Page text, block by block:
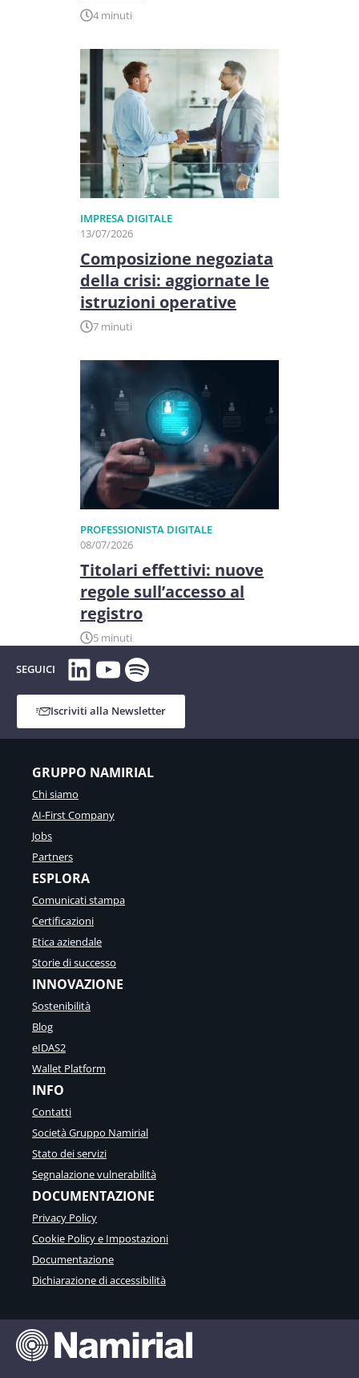
4 minuti
IMPRESA DIGITALE
13/07/2026
Composizione negoziata
della crisi: aggiornate le
istruzioni operative
7 minuti
PROFESSIONISTA DIGITALE
08/07/2026
Titolari effettivi: nuove
regole sull’accesso al
registro
5 minuti
SEGUICI LinkedIn
YouTube
Spotify
Iscriviti alla Newsletter
GRUPPO NAMIRIAL
Chi siamo
AI-First Company
Jobs
Partners
ESPLORA
Comunicati stampa
Certificazioni
Etica aziendale
Storie di successo
INNOVAZIONE
Sostenibilità
Blog
eIDAS2
Wallet Platform
INFO
Contatti
Società Gruppo Namirial
Stato dei servizi
Segnalazione vulnerabilità
DOCUMENTAZIONE
Privacy Policy
Cookie Policy e Impostazioni
Documentazione
Dichiarazione di accessibilità